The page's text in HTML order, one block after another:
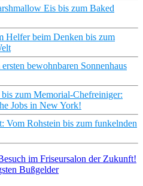
Eis bis zum Baked
Helfer beim Denken bis zum
bewohnbaren Sonnenhaus
zum Memorial-Chefreiniger:
Jobs in New York!
Vom Rohstein bis zum funkelnden
im Friseursalon der Zukunft!
Bußgelder